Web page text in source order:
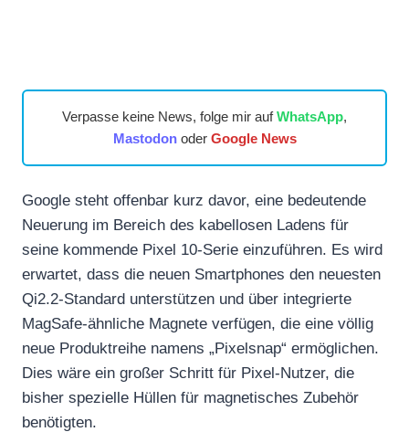
Verpasse keine News, folge mir aufWhatsApp,
Mastodonoder Google News
Google steht offenbar kurz davor, eine bedeutende
Neuerung im Bereich des kabellosen Ladens für
seine kommende Pixel 10-Serie einzuführen. Es wird
erwartet, dass die neuen Smartphones den neuesten
Qi2.2-Standard unterstützen und über integrierte
MagSafe-ähnliche Magnete verfügen, die eine völlig
neue Produktreihe namens „Pixelsnap“ ermöglichen.
Dies wäre ein großer Schritt für Pixel-Nutzer, die
bisher spezielle Hüllen für magnetisches Zubehör
benötigten.